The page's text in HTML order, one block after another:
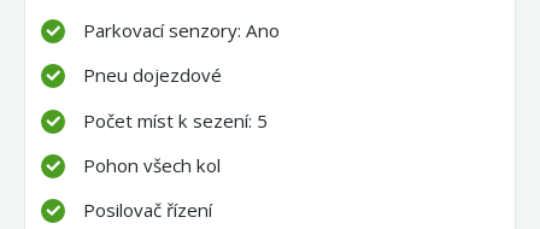
Parkovací senzory: Ano
Pneu dojezdové
Počet míst k sezení: 5
Pohon všech kol
Posilovač řízení